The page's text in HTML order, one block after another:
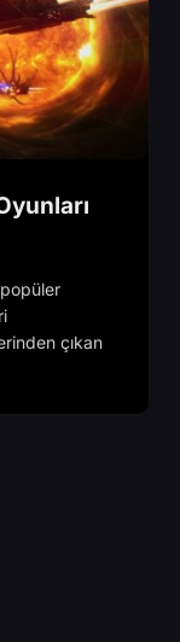
popüler
çıkan